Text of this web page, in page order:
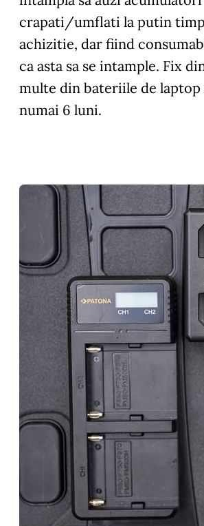
crapati/umflati la putin
achizitie, dar fiind
ca asta sa se intample. Fix
multe din bateriile de laptop
numai 6 luni.